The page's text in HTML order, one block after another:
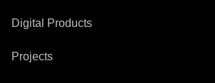
Digital Products
Projects